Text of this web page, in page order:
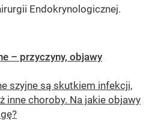
Endokrynologicznej.
– przyczyny, objawy
szyjne są skutkiem infekcji,
inne choroby. Na jakie objawy